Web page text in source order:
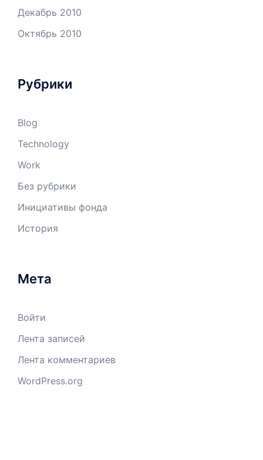
Декабрь 2010
Октябрь 2010
Рубрики
Blog
Technology
Work
Без рубрики
Инициативы фонда
История
Мета
Войти
Лента записей
Лента комментариев
WordPress.org